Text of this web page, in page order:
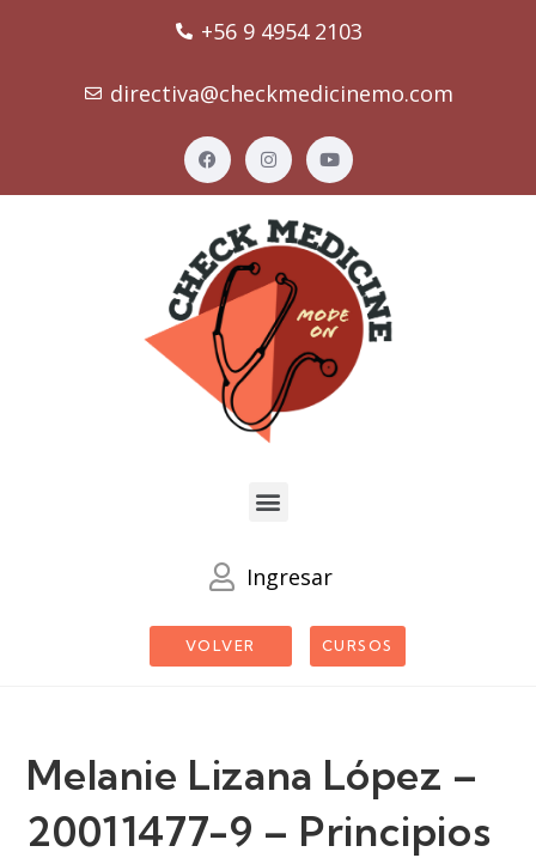
+56 9 4954 2103
directiva@checkmedicinemo.com
Ingresar
VOLVER CURSOS
Melanie Lizana López –
20011477-9 – Principios